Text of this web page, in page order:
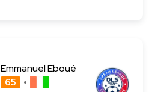
Emmanuel Eboué
65